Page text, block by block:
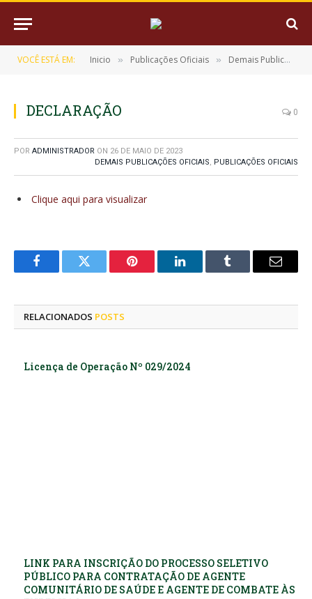
VOCÊ ESTÁ EM: Inicio » Publicações Oficiais » Demais Publicações Oficiais
DECLARAÇÃO 0
POR ADMINISTRADOR ON 26 DE MAIO DE 2023
DEMAIS PUBLICAÇÕES OFICIAIS, PUBLICAÇÕES OFICIAIS
Clique aqui para visualizar
FacebookTwitter Pinterest LinkedInTumblr
E-
RELACIONADOS POSTS
Licença de Operação Nº 029/2024
LINK PARA INSCRIÇÃO DO PROCESSO SELETIVO
PÚBLICO PARA CONTRATAÇÃO DE AGENTE
COMUNITÁRIO DE SAÚDE E AGENTE DE COMBATE ÀS